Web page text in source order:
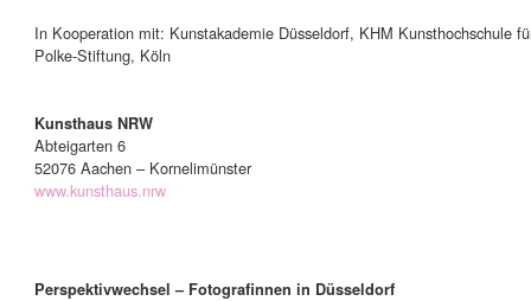
In Kooperation mit: Kunstakademie Düsseldorf, KHM Kunsthochschule
Polke-Stiftung, Köln
Kunsthaus NRW
Abteigarten 6
52076 Aachen – Kornelimünster
www.kunsthaus.nrw
Perspektivwechsel – Fotografinnen in Düsseldorf